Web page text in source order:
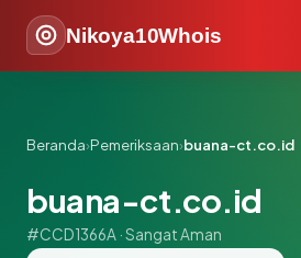
Nikoya10Whois
Beranda›Pemeriksaan›buana-ct.co.id
buana-ct.co.id
#CCD1366A · Sangat Aman